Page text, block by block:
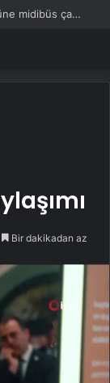
Emniyet şeridinde feci ölüm: Servis şoförüne midibüs çarptı
Bir dakikadan az